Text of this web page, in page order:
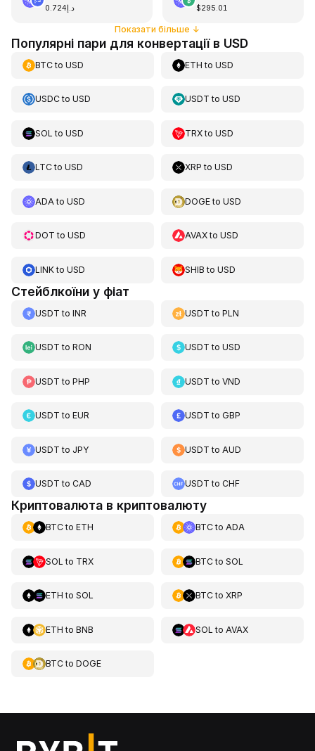
د.إ0.724 $295.01
Показати більше ↓
Популярні пари для конвертації в USD
BTCto USD ETH toUSD
USDCto USD USDT toUSD
SOL to USD TRXtoUSD
LTCto USD XRP toUSD
ADA to USD DOGEtoUSD
DOT to USD AVAXtoUSD
LINKto USD SHIB toUSD
Стейблкоїни у фіат
USDT to INR USDT toPLN
USDT to RON USDT toUSD
USDT to PHP USDT toVND
USDT to EUR USDT toGBP
USDT to JPY USDT to AUD
USDT to CAD USDT toCHF
Криптовалюта в криптовалюту
BTCto ETH BTCto ADA
SOL to TRX BTCto SOL
ETH to SOL BTCto XRP
ETH to BNB SOL to AVAX
BTCto DOGE